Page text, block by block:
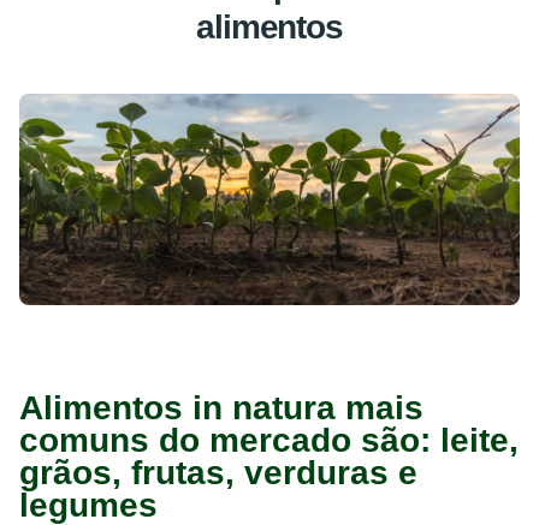
alimentos
Alimentos in natura mais
comuns do mercado são: leite,
grãos, frutas, verduras e
legumes